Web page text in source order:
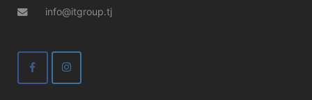
info@itgroup.tj